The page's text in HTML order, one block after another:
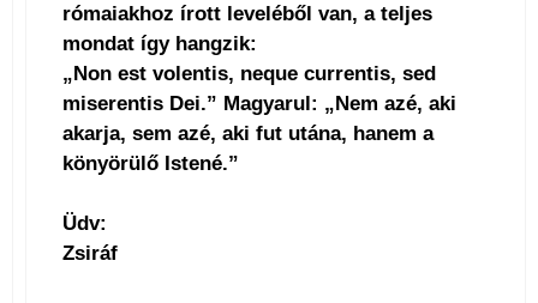
rómaiakhoz írott leveléből van, a teljes
mondat így hangzik:
„Non est volentis, neque currentis, sed
miserentis Dei.” Magyarul: „Nem azé, aki
akarja, sem azé, aki fut utána, hanem a
könyörülő Istené.”
Üdv:
Zsiráf